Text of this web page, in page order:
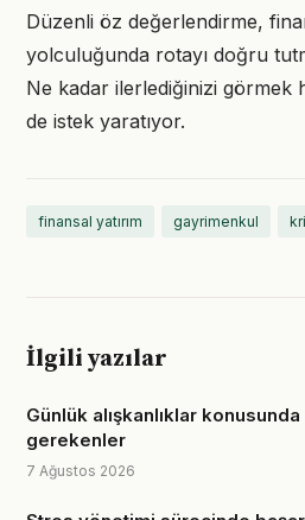
Düzenli öz değerlendirme,
yolculuğunda rotayı doğru
Ne kadar ilerlediğinizi görmek
de istek yaratıyor.
finansal yatırım gayrimenkul
İlgili yazılar
Günlük alışkanlıklar
gerekenler
7 Ağustos 2026